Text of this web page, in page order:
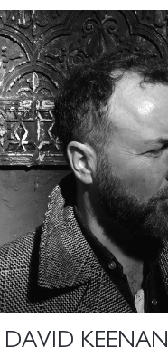
DAVID KEENAN